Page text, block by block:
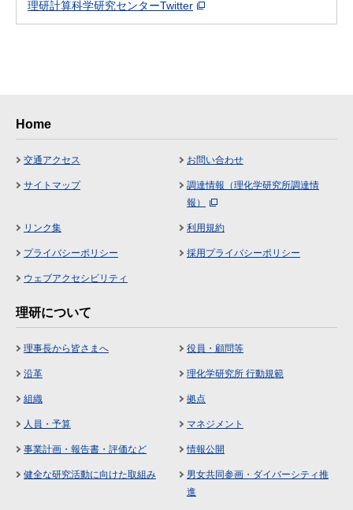
理研計算科学研究センターTwitter
Home
交通アクセス お問い合わせ
サイトマップ
調達情報（理化学研究所調達情
報）
リンク集 利用規約
プライバシーポリシー 採用プライバシーポリシー
ウェブアクセシビリティ
理研について
理事長から皆さまへ 役員・顧問等
沿革 理化学研究所 行動規範
組織 拠点
人員・予算 マネジメント
事業計画・報告書・評価など 情報公開
健全な研究活動に向けた取組み
男女共同参画・ダイバーシティ推
進